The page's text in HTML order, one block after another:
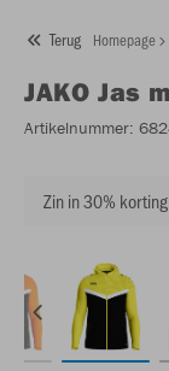
Terug Homepage
JAKO Jas
Artikelnummer:
Zin in 30%